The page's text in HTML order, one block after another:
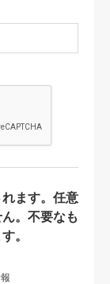
ます。任意
。不要なも
。